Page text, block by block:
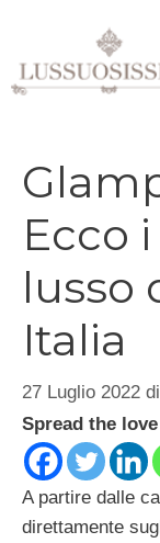
contenuto
Ecco
lusso
Italia
27 Luglio 2022 di
Spread the love
A partire dalle
direttamente